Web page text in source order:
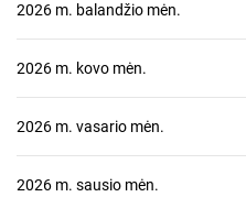
2026 m. balandžio mėn.
2026 m. kovo mėn.
2026 m. vasario mėn.
2026 m. sausio mėn.